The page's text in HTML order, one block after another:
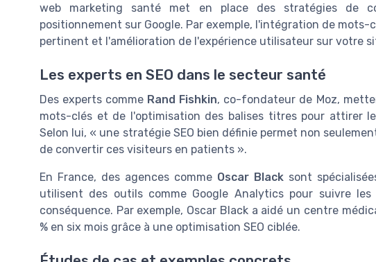
web marketing santé met en place des stratégies de
positionnement sur Google. Par exemple, l'intégration de
pertinent et l'amélioration de l'expérience utilisateur sur votre
Les experts en SEO dans le secteur santé
Des experts comme Rand Fishkin, co-fondateur de Moz,
mots-clés et de l'optimisation des balises titres pour attirer
Selon lui, « une stratégie SEO bien définie permet non
de convertir ces visiteurs en patients ».
En France, des agences comme Oscar Black sont
utilisent des outils comme Google Analytics pour suivre
conséquence. Par exemple, Oscar Black a aidé un centre
% en six mois grâce à une optimisation SEO ciblée.